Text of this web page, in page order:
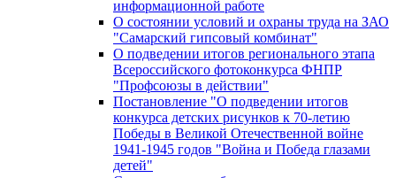
информационной работе
О состоянии условий и охраны труда на ЗАО
"Самарский гипсовый комбинат"
О подведении итогов регионального этапа
Всероссийского фотоконкурса ФНПР
"Профсоюзы в действии"
Постановление "О подведении итогов
конкурса детских рисунков к 70-летию
Победы в Великой Отечественной войне
1941-1945 годов "Война и Победа глазами
детей"